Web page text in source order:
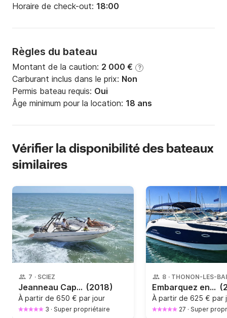
Horaire de check-out: 18:00
Règles du bateau
Montant de la caution: 2 000 € ?
Carburant inclus dans le prix: Non
Permis bateau requis: Oui
Âge minimum pour la location: 18 ans
Vérifier la disponibilité des bateaux
similaires
7 · SCIEZ
Jeanneau Cap Camarat 6.5 BR (2018)
À partir de 650 € par jour
3 · Super propriétaire
8 · THONON-LES-
Embarquez entre lac et montagnes à bord de notre magnifique Bayliner 255 !
À partir de 625 € par
27 · Super